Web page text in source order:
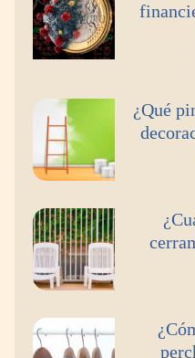
¿Qué